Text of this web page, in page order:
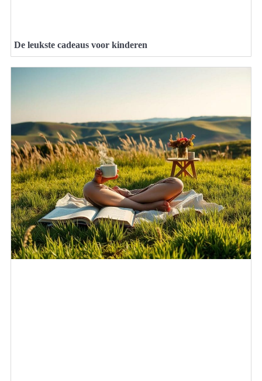
De leukste cadeaus voor kinderen